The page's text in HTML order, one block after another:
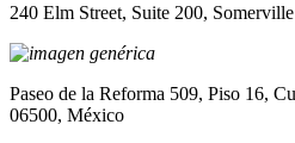
240 Elm Street, Suite 200,
Paseo de la Reforma 509, Piso 16,
06500, México